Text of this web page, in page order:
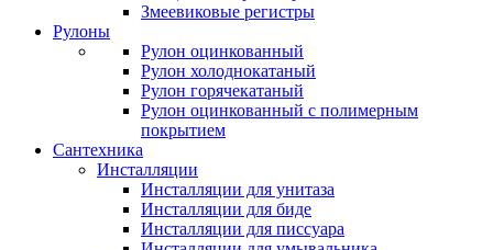
Змеевиковые регистры
Рулоны
Рулон оцинкованный
Рулон холоднокатаный
Рулон горячекатаный
Рулон оцинкованный с полимерным
покрытием
Сантехника
Инсталляции
Инсталляции для унитаза
Инсталляции для биде
Инсталляции для писсуара